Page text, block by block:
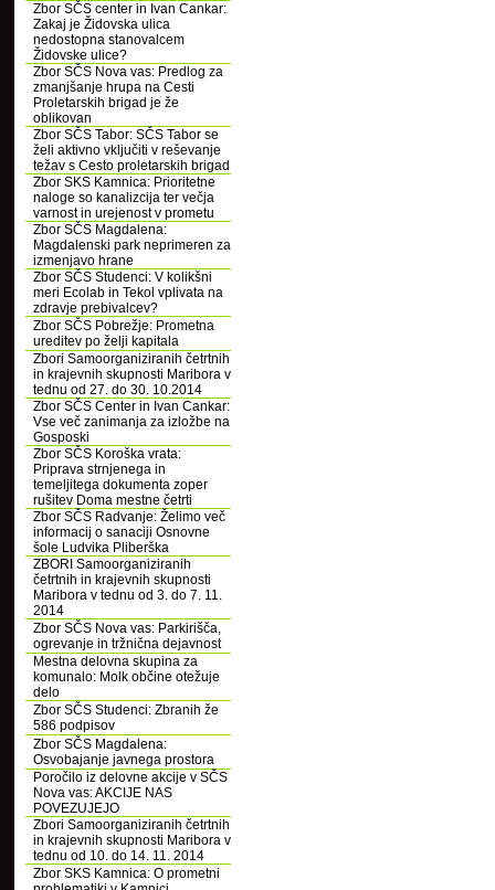
Zbor SČS center in Ivan Cankar:
Zakaj je Židovska ulica
nedostopna stanovalcem
Židovske ulice?
Zbor SČS Nova vas: Predlog za
zmanjšanje hrupa na Cesti
Proletarskih brigad je že
oblikovan
Zbor SČS Tabor: SČS Tabor se
želi aktivno vključiti v reševanje
težav s Cesto proletarskih brigad
Zbor SKS Kamnica: Prioritetne
naloge so kanalizcija ter večja
varnost in urejenost v prometu
Zbor SČS Magdalena:
Magdalenski park neprimeren za
izmenjavo hrane
Zbor SČS Studenci: V kolikšni
meri Ecolab in Tekol vplivata na
zdravje prebivalcev?
Zbor SČS Pobrežje: Prometna
ureditev po želji kapitala
Zbori Samoorganiziranih četrtnih
in krajevnih skupnosti Maribora v
tednu od 27. do 30. 10.2014
Zbor SČS Center in Ivan Cankar:
Vse več zanimanja za izložbe na
Gosposki
Zbor SČS Koroška vrata:
Priprava strnjenega in
temeljitega dokumenta zoper
rušitev Doma mestne četrti
Zbor SČS Radvanje: Želimo več
informacij o sanaciji Osnovne
šole Ludvika Pliberška
ZBORI Samoorganiziranih
četrtnih in krajevnih skupnosti
Maribora v tednu od 3. do 7. 11.
2014
Zbor SČS Nova vas: Parkirišča,
ogrevanje in tržnična dejavnost
Mestna delovna skupina za
komunalo: Molk občine otežuje
delo
Zbor SČS Studenci: Zbranih že
586 podpisov
Zbor SČS Magdalena:
Osvobajanje javnega prostora
Poročilo iz delovne akcije v SČS
Nova vas: AKCIJE NAS
POVEZUJEJO
Zbori Samoorganiziranih četrtnih
in krajevnih skupnosti Maribora v
tednu od 10. do 14. 11. 2014
Zbor SKS Kamnica: O prometni